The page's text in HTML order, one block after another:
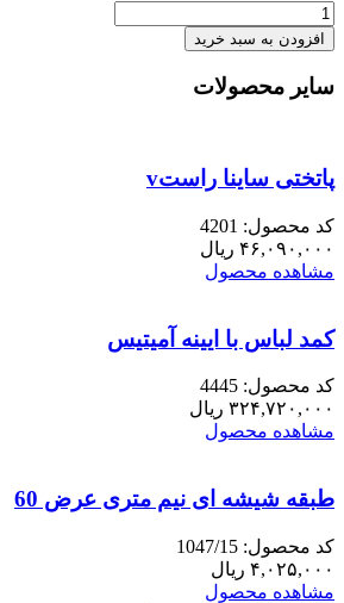
تخت
یکنفره
90
کف
متحرک
عدد
افزودن به سبد خرید
سایر محصولات
پاتختی ساینا راستv
کد محصول: 4201
۴۶,۰۹۰,۰۰۰ ریال
مشاهده محصول
کمد لباس با ایینه آمیتیس
کد محصول: 4445
۳۲۴,۷۲۰,۰۰۰ ریال
مشاهده محصول
طبقه شیشه ای نیم متری عرض 60
کد محصول: 1047/15
۴,۰۲۵,۰۰۰ ریال
مشاهده محصول